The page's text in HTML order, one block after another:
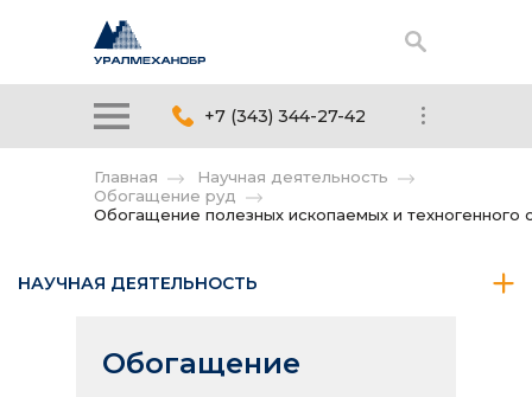
+7 (343) 344-27-42
Главная
Научная деятельность
Обогащение руд
Обогащение полезных ископаемых и техногенного
НАУЧНАЯ ДЕЯТЕЛЬНОСТЬ
Обогащение